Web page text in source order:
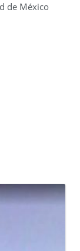
de México